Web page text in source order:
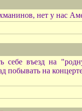
нет у нас
себе въезд на
на